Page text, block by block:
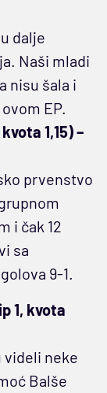
dalje
Naši mladi
nisu šala i
EP.
1,15) –
prvenstvo
i čak 12
sa
9-1.
1, kvota
videli neke
Balše